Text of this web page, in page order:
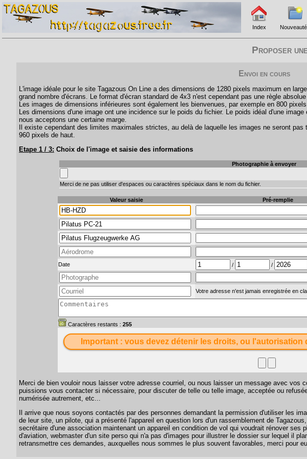
Index
Proposer
Envoi en cours
L'image idéale pour le site Tagazous On Line a des dimensions de 1280 pixels maximum en
grand nombre d'écrans. Le format d'écran standard de 4x3 n'est cependant pas une règle
Les images de dimensions inférieures sont également les bienvenues, par exemple en 800
Les dimensions d'une image ont une incidence sur le poids du fichier. Le poids idéal d'une
nous acceptons une certaine marge.
Il existe cependant des limites maximales strictes, au delà de laquelle les images ne seront
960 pixels de haut.
Etape 1 / 3: Choix de l'image et saisie des informations
Photographie à envoyer
Merci de ne pas utiliser d'espaces ou caractères spéciaux dans le nom du fichier.
Valeur saisie Pré-remplie
Date / /
Votre adresse n'est jamais enregistrée en
Caractères restants : 255
Important : vous devez détenir les droits, ou
Merci de bien vouloir nous laisser votre adresse courriel, ou nous laisser un message avec vos
puissions vous contacter si nécessaire, pour discuter de telle ou telle image, acceptée ou
numérisée autrement, etc...
Il arrive que nous soyons contactés par des personnes demandant la permission d'utiliser les
de leur site, un pilote, qui a présenté l'appareil en question lors d'un rassemblement de
secrétaire d'une association maintenant un appareil en condition de vol qui voudrait rénover ses
d'aviation, webmaster d'un site perso qui n'a pas d'images pour illustrer le dossier sur lequel il
retransmettre ces demandes, auxquelles nous sommes le plus souvent favorables, merci pour